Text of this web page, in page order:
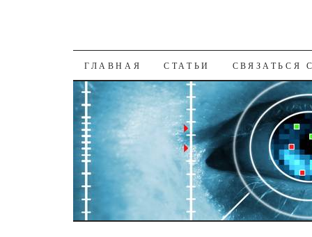
К СОДЕРЖАНИЮ
ГЛАВНАЯ СТАТЬИ СВЯЗАТЬСЯ